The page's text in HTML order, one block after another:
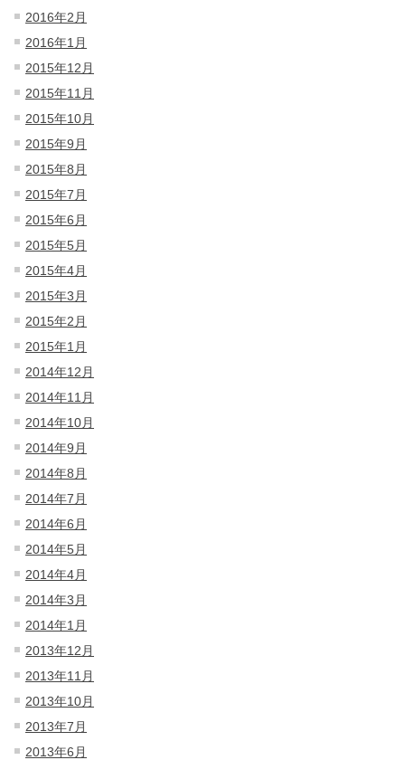
2016年2月
2016年1月
2015年12月
2015年11月
2015年10月
2015年9月
2015年8月
2015年7月
2015年6月
2015年5月
2015年4月
2015年3月
2015年2月
2015年1月
2014年12月
2014年11月
2014年10月
2014年9月
2014年8月
2014年7月
2014年6月
2014年5月
2014年4月
2014年3月
2014年1月
2013年12月
2013年11月
2013年10月
2013年7月
2013年6月